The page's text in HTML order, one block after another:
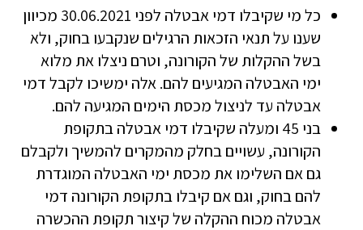
כל מי שקיבלו דמי אבטלה לפני 30.06.2021 מכיוון
שענו על תנאי הזכאות הרגילים שנקבעו בחוק, ולא
בשל ההקלות של הקורונה, וטרם ניצלו את מלוא
ימי האבטלה המגיעים להם. אלה ימשיכו לקבל דמי
אבטלה עד לניצול מכסת הימים המגיעה להם.
בני 45 ומעלה שקיבלו דמי אבטלה בתקופת
הקורונה, עשויים בחלק מהמקרים להמשיך ולקבלם
גם אם השלימו את מכסת ימי האבטלה המוגדרת
להם בחוק, וגם אם קיבלו בתקופת הקורונה דמי
אבטלה מכוח ההקלה של קיצור תקופת ההכשרה